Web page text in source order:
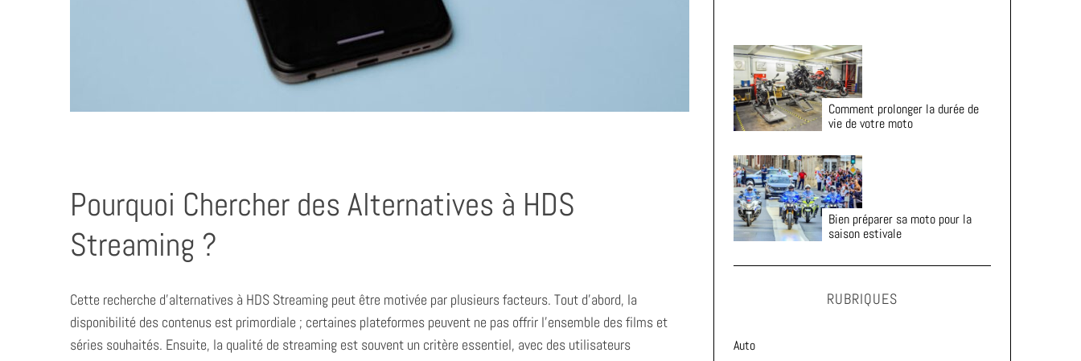
Pourquoi Chercher des Alternatives à HDS
Streaming ?
Cette recherche d’alternatives à HDS Streaming peut être motivée par plusieurs facteurs. Tout d’abord, la
disponibilité des contenus est primordiale ; certaines plateformes peuvent ne pas offrir l’ensemble des films et
séries souhaités. Ensuite, la qualité de streaming est souvent un critère essentiel, avec des utilisateurs
Comment prolonger la durée de
vie de votre moto
Bien préparer sa moto pour la
saison estivale
RUBRIQUES
Auto